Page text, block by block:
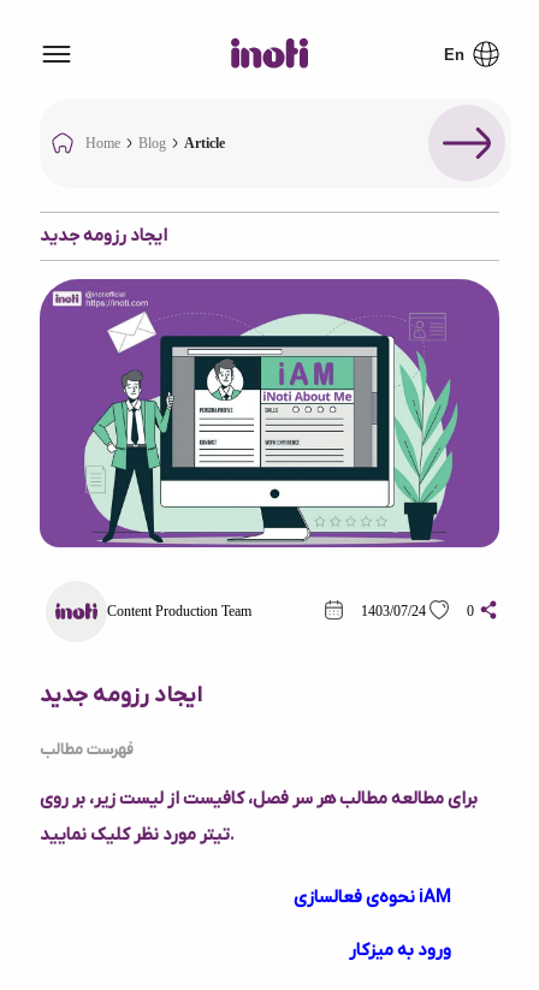
Home Blog Article
ایجاد رزومه جدید
Content Production Team 1403/07/24 0
ایجاد رزومه جدید
فهرست مطالب
برای مطالعه مطالب هر سر فصل، کافیست از لیست زیر، بر روی
تیتر مورد نظر کلیک نمایید.
نحوه‌ی فعالسازی iAM
ورود به میزکار